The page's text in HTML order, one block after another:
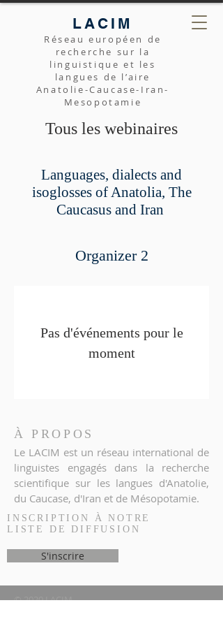
LACIM
Réseau européen de
recherche sur la
linguistique et les
langues de l’aire
Anatolie-Caucase-Iran-
Mesopotamie
Tous les webinaires
Languages, dialects and
isoglosses of Anatolia, The
Caucasus and Iran
Organizer 2
Pas d'événements pour le
moment
À PROPOS
Le LACIM est un réseau international de
linguistes engagés dans la recherche
scientifique sur les langues d'Anatolie,
du Caucase, d'Iran et de Mésopotamie.
INSCRIPTION À NOTRE
LISTE DE DIFFUSION
S'inscrire
© 2020 LACIM